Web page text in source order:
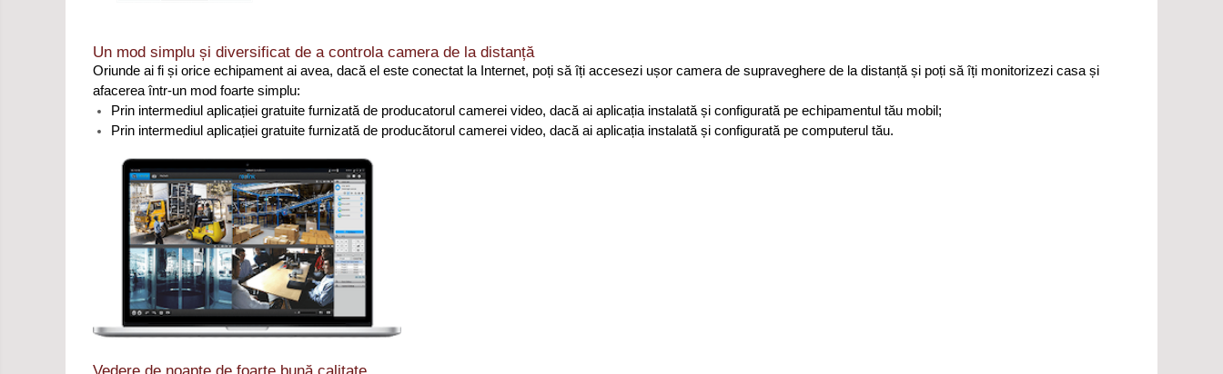
Un mod simplu și diversificat de a controla camera de la distanță
Oriunde ai fi și orice echipament ai avea, dacă el este conectat la Internet, poți să îți accesezi ușor camera de supraveghere de la distanță și poți să îți monitorizezi casa și
afacerea într-un mod foarte simplu:
Prin intermediul aplicației gratuite furnizată de producatorul camerei video, dacă ai aplicația instalată și configurată pe echipamentul tău mobil;
Prin intermediul aplicației gratuite furnizată de producătorul camerei video, dacă ai aplicația instalată și configurată pe computerul tău.